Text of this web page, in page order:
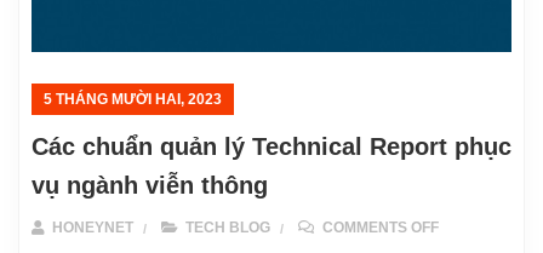
5 THÁNG MƯỜI HAI, 2023
Các chuẩn quản lý Technical Report phục
vụ ngành viễn thông
HONEYNET TECH BLOG COMMENTS OFF